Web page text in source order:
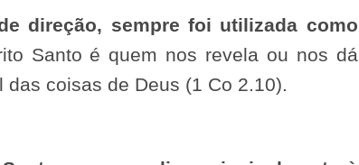
direção, sempre foi utilizada como
Santo é quem nos revela ou nos dá
coisas de Deus (1 Co 2.10).